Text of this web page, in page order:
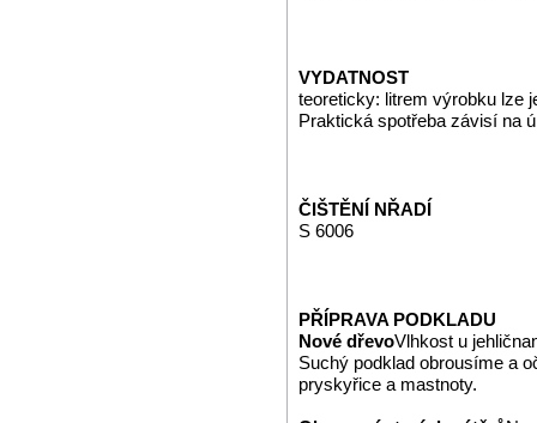
VYDATNOST
teoreticky: litrem výrobku lze
Praktická spotřeba závisí na
ČIŠTĚNÍ NŘADÍ
S 6006
PŘÍPRAVA PODKLADU
Nové dřevoVlhkost u
Suchý podklad obrousíme a
pryskyřice a mastnoty.